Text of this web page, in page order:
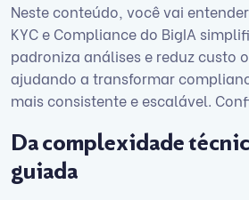
Neste conteúdo, você vai
KYC e Compliance do BigIA
padroniza análises e reduz custo
ajudando a transformar
mais consistente e escalável.
Da complexidade
guiada